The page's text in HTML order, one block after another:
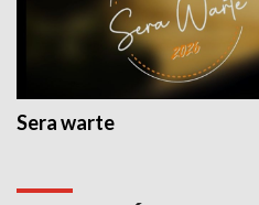
Sera warte